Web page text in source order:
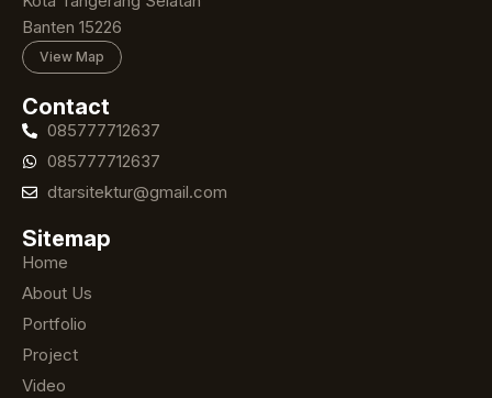
Banten 15226
View Map
Contact
085777712637
085777712637
dtarsitektur@gmail.com
Sitemap
Home
About Us
Portfolio
Project
Video